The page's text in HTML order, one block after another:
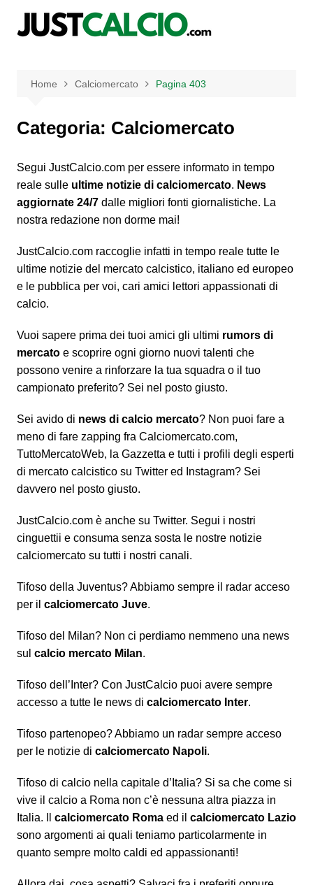
Home Calciomercato Pagina 403
Categoria: Calciomercato
Segui JustCalcio.com per essere informato in tempo
reale sulleultime notizie di calciomercato. News
aggiornate 24/7dalle migliori fonti giornalistiche. La
nostra redazione non dorme mai!
JustCalcio.com raccoglie infatti in tempo reale tutte le
ultime notizie del mercato calcistico, italiano ed europeo
e le pubblica per voi, cari amici lettori appassionati di
calcio.
Vuoi sapere prima dei tuoi amici gli ultimi rumors di
mercatoe scoprire ogni giorno nuovi talenti che
possono venire a rinforzare la tua squadra o il tuo
campionato preferito? Sei nel posto giusto.
Sei avido di news di calcio mercato? Non puoi fare a
meno di fare zapping fra Calciomercato.com,
TuttoMercatoWeb, la Gazzetta e tutti i profili degli esperti
di mercato calcistico su Twitter ed Instagram? Sei
davvero nel posto giusto.
JustCalcio.com è anche su Twitter. Segui i nostri
cinguettii e consuma senza sosta le nostre notizie
calciomercato su tutti i nostri canali.
Tifoso della Juventus? Abbiamo sempre il radar acceso
per il calciomercato Juve.
Tifoso del Milan? Non ci perdiamo nemmeno una news
sul calcio mercato Milan.
Tifoso dell’Inter? Con JustCalcio puoi avere sempre
accesso a tutte le news di calciomercato Inter.
Tifoso partenopeo? Abbiamo un radar sempre acceso
per le notizie di calciomercato Napoli.
Tifoso di calcio nella capitale d’Italia? Si sa che come si
vive il calcio a Roma non c’è nessuna altra piazza in
Italia. Il calciomercato Romaed il calciomercato Lazio
sono argomenti ai quali teniamo particolarmente in
quanto sempre molto caldi ed appassionanti!